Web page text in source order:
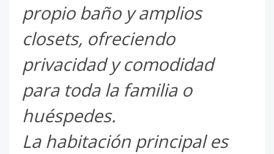
propio baño y amplios
closets, ofreciendo
privacidad y comodidad
para toda la familia o
huéspedes.
La habitación principal es